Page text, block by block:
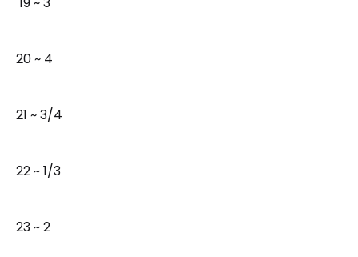
20 ~ 4
21 ~ 3/4
22 ~ 1/3
23 ~ 2